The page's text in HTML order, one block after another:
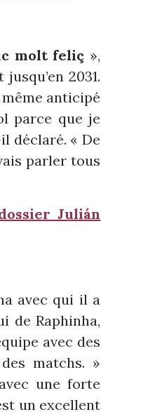
molt feliç »,
2031.
anticipé
parce que je
déclaré. « De
parler tous
Julián
avec qui il a
de Raphinha,
avec des
matchs. »
une forte
un excellent